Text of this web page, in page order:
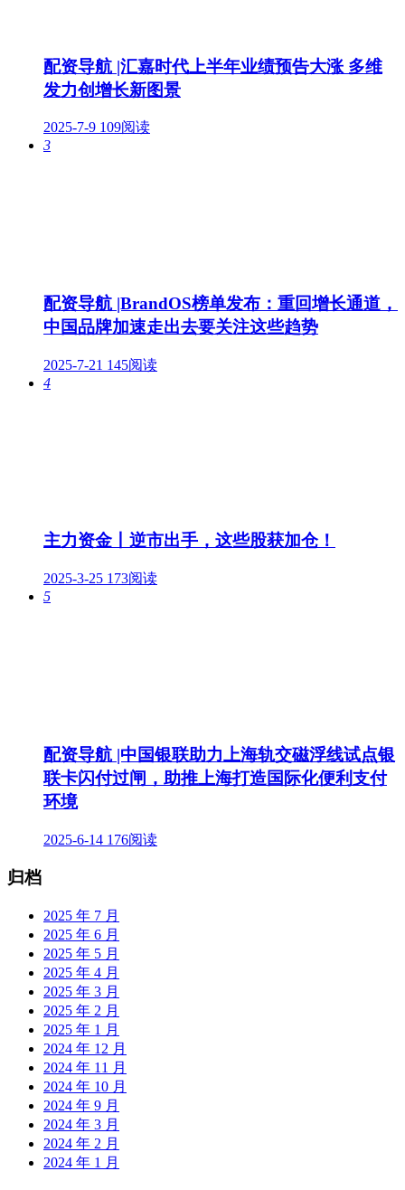
配资导航 |汇嘉时代上半年业绩预告大涨 多维
发力创增长新图景
2025-7-9 109阅读
3
配资导航 |BrandOS榜单发布：重回增长通道，
中国品牌加速走出去要关注这些趋势
2025-7-21 145阅读
4
主力资金丨逆市出手，这些股获加仓！
2025-3-25 173阅读
5
配资导航 |中国银联助力上海轨交磁浮线试点银
联卡闪付过闸，助推上海打造国际化便利支付
环境
2025-6-14 176阅读
归档
2025 年 7 月
2025 年 6 月
2025 年 5 月
2025 年 4 月
2025 年 3 月
2025 年 2 月
2025 年 1 月
2024 年 12 月
2024 年 11 月
2024 年 10 月
2024 年 9 月
2024 年 3 月
2024 年 2 月
2024 年 1 月